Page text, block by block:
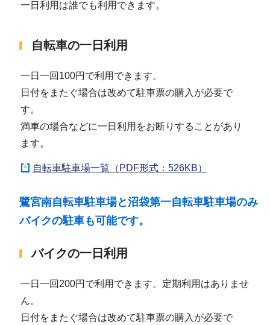
一日利用は誰でも利用できます。
自転車の一日利用
一日一回100円で利用できます。
日付をまたぐ場合は改めて駐車票の購入が必要で
す。
満車の場合などに一日利用をお断りすることがあり
ます。
自転車駐車場一覧（PDF形式：526KB）
鷺宮南自転車駐車場と沼袋第一自転車駐車場のみ
バイクの駐車も可能です。
バイクの一日利用
一日一回200円で利用できます。定期利用はありませ
ん。
日付をまたぐ場合は改めて駐車票の購入が必要で